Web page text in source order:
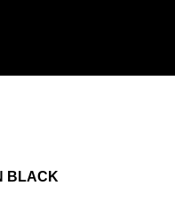
BLACK